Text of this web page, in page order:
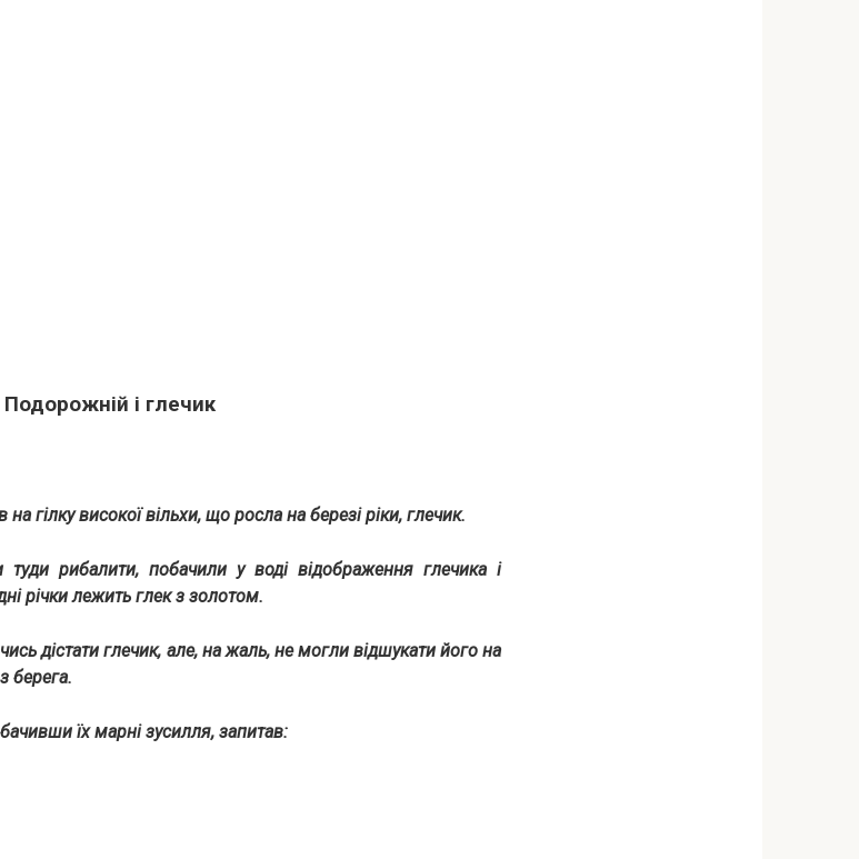
Подорожній і глечик
гілку високої вільхи, що росла на березі ріки, глечик.
рибалити, побачили у воді відображення глечика і
річки лежить глек з золотом.
дістати глечик, але, на жаль, не могли відшукати його на
берега.
їх марні зусилля, запитав: